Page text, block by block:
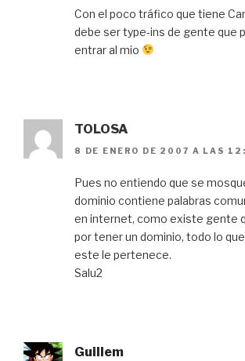
Con el poco tráfico que tiene
debe ser type-ins de gente que
entrar al mio
TOLOSA
8 DE ENERO DE 2007 A LAS
Pues no entiendo que se
dominio contiene palabras
en internet, como existe gente
por tener un dominio, todo lo
este le pertenece.
Salu2
Guillem